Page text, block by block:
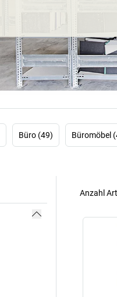
Büro (49) Büromöbel
Anzahl